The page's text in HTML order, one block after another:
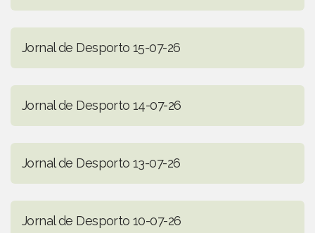
Jornal de Desporto 15-07-26
Jornal de Desporto 14-07-26
Jornal de Desporto 13-07-26
Jornal de Desporto 10-07-26